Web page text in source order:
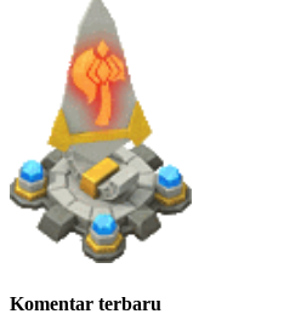
Komentar terbaru